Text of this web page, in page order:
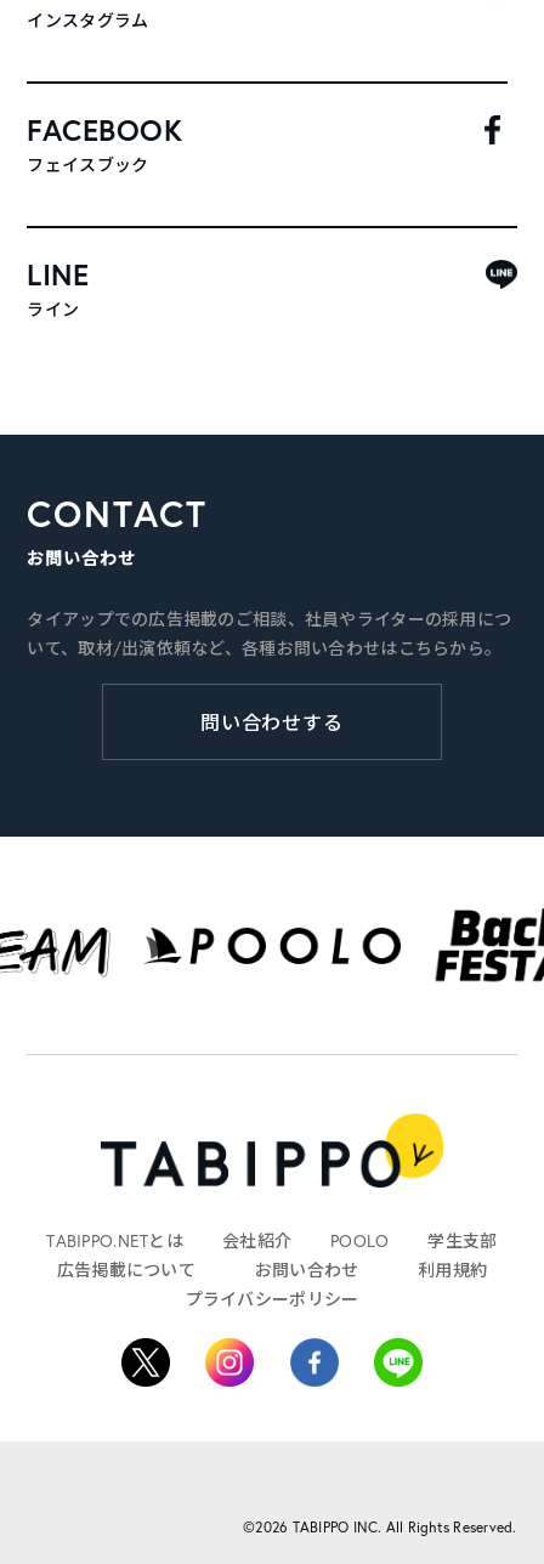
インスタグラム
FACEBOOK
フェイスブック
LINE
ライン
CONTACT
お問い合わせ
タイアップでの広告掲載のご相談、社員やライターの採用につ
いて、取材/出演依頼など、各種お問い合わせはこちらから。
問い合わせする
TABIPPO.NETとは 会社紹介 POOLO
学生支部
広告掲載について
お問い合わせ
利用規約
プライバシーポリシー
©2026 TABIPPO INC. All Rights Reserved.